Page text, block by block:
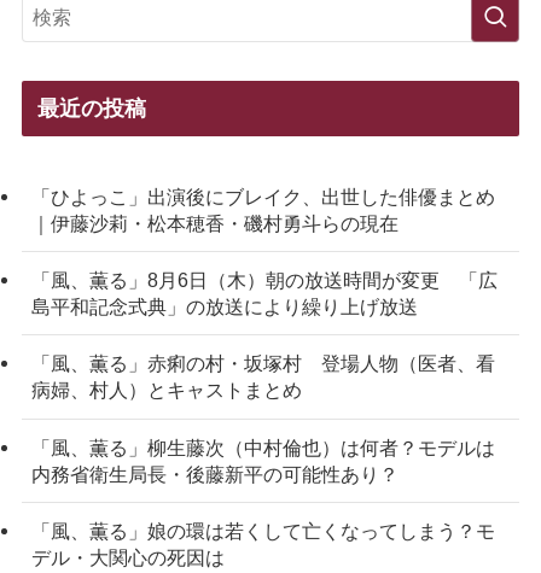
最近の投稿
「ひよっこ」出演後にブレイク、出世した俳優まとめ
｜伊藤沙莉・松本穂香・磯村勇斗らの現在
「風、薫る」8月6日（木）朝の放送時間が変更 「広
島平和記念式典」の放送により繰り上げ放送
「風、薫る」赤痢の村・坂塚村 登場人物（医者、看
病婦、村人）とキャストまとめ
「風、薫る」柳生藤次（中村倫也）は何者？モデルは
内務省衛生局長・後藤新平の可能性あり？
「風、薫る」娘の環は若くして亡くなってしまう？モ
デル・大関心の死因は